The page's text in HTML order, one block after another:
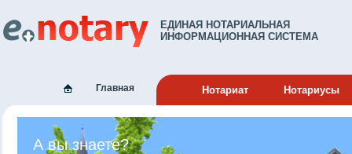
ЕДИНАЯ НОТАРИАЛЬНАЯ
ИНФОРМАЦИОННАЯ СИСТЕМА
Главная Нотариат Нотариусы
А вы знаете?